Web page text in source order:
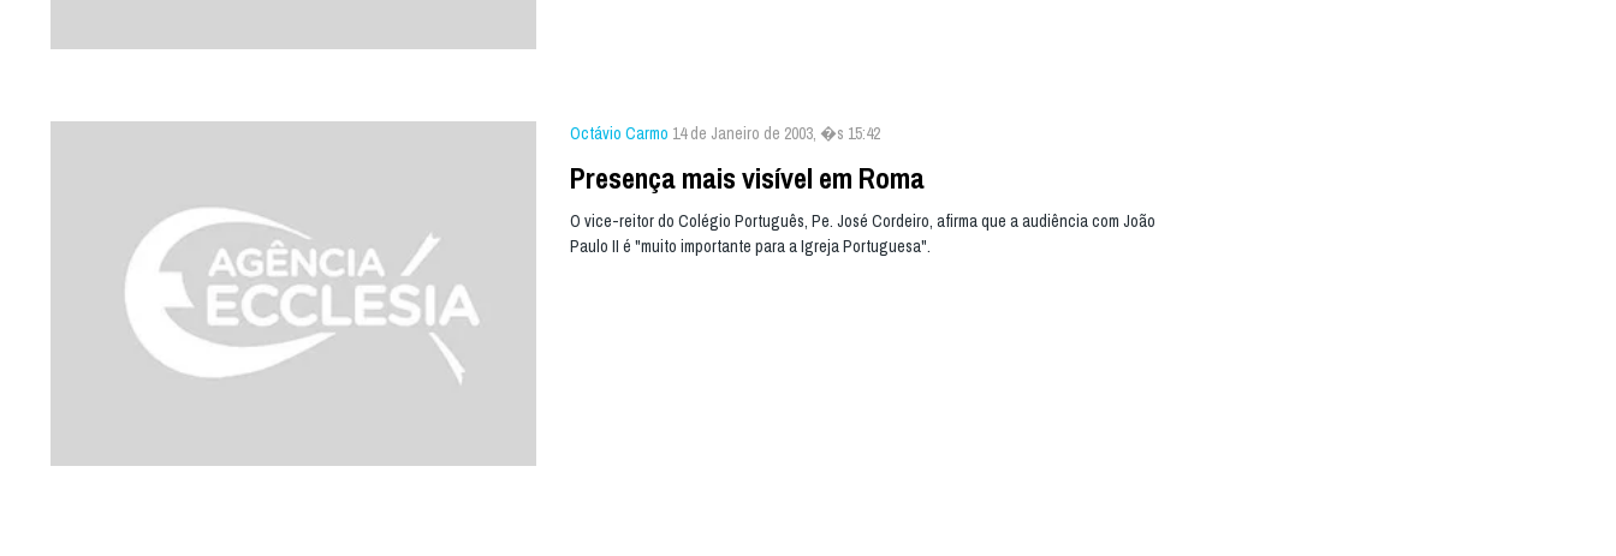
Octávio Carmo 14 de Janeiro de 2003, �s 15:42
Presença mais visível em Roma
O vice-reitor do Colégio Português, Pe. José Cordeiro, afirma que a audiência com João
Paulo II é "muito importante para a Igreja Portuguesa".